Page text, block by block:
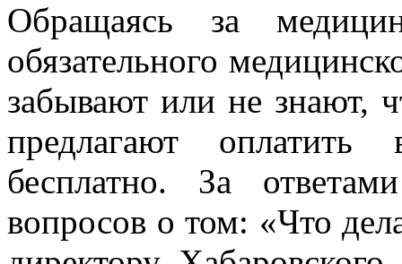
Обращаясь за
обязательного
забывают или не знают,
предлагают оплатить
бесплатно. За
вопросов о том: «Что